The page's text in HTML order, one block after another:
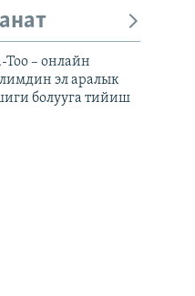
Тоо – онлайн
эл аралык
болууга тийиш